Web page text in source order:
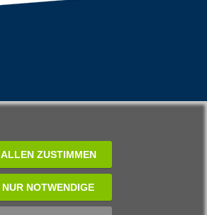
ALLEN ZUSTIMMEN
NUR NOTWENDIGE